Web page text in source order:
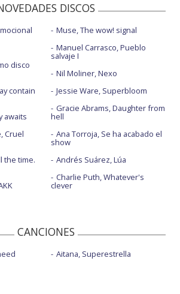
DISCOS
disco
contain
awaits
Cruel
the time.
Muse, The wow! signal
Manuel Carrasco, Pueblo
salvaje I
Nil Moliner, Nexo
Jessie Ware, Superbloom
Gracie Abrams, Daughter from
hell
Ana Torroja, Se ha acabado el
show
Andrés Suárez, Lúa
Charlie Puth, Whatever's
clever
CANCIONES
Aitana, Superestrella